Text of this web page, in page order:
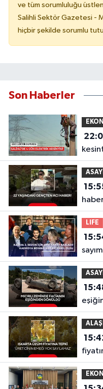
ve tüm sorumluluğu
Salihli Sektör Gazetesi -
hiçbir şekilde sorumlu
Son Haberler
oldu
LIFE